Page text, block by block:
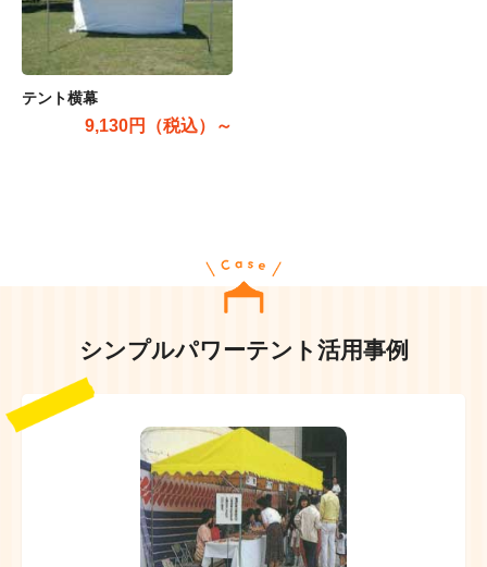
テント横幕
9,130円（税込）～
シンプルパワーテント活用事例